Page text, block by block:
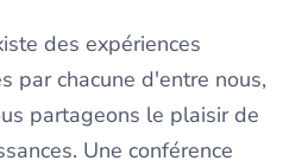
des expériences
par chacune d'entre nous,
partageons le plaisir de
Une conférence